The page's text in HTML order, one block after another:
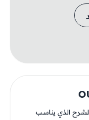
الشرح الذي يناسب